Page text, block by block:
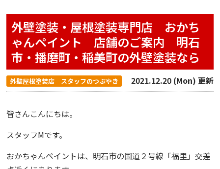
外壁塗装・屋根塗装専門店 おかち
ゃんペイント 店舗のご案内 明石
市・播磨町・稲美町の外壁塗装なら
外壁屋根塗装店 スタッフのつぶやき 2021.12.20 (Mon) 更新
皆さんこんにちは。
スタッフMです。
おかちゃんペイントは、明石市の国道２号線「福里」交差